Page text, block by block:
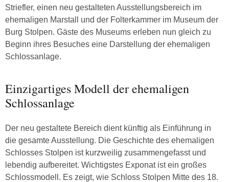
Striefler, einen neu gestalteten Ausstellungsbereich im
ehemaligen Marstall und der Folterkammer im Museum der
Burg Stolpen. Gäste des Museums erleben nun gleich zu
Beginn ihres Besuches eine Darstellung der ehemaligen
Schlossanlage.
Einzigartiges Modell der ehemaligen
Schlossanlage
Der neu gestaltete Bereich dient künftig als Einführung in
die gesamte Ausstellung. Die Geschichte des ehemaligen
Schlosses Stolpen ist kurzweilig zusammengefasst und
lebendig aufbereitet. Wichtigstes Exponat ist ein großes
Schlossmodell. Es zeigt, wie Schloss Stolpen Mitte des 18.